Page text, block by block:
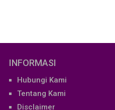
INFORMASI
Hubungi Kami
Tentang Kami
Disclaimer